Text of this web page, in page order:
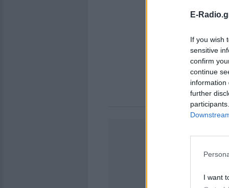
E-
If you wish
sensitive
confirm
continue
information
further
I want